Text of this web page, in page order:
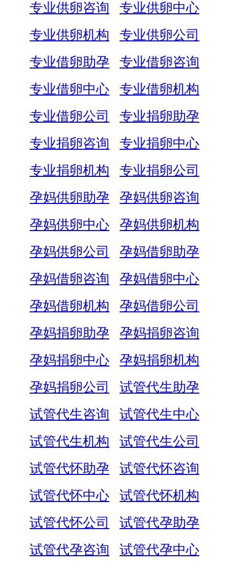
专业供卵咨询
专业供卵中心
专业供卵机构
专业供卵公司
专业借卵助孕
专业借卵咨询
专业借卵中心
专业借卵机构
专业借卵公司
专业捐卵助孕
专业捐卵咨询
专业捐卵中心
专业捐卵机构
专业捐卵公司
孕妈供卵助孕
孕妈供卵咨询
孕妈供卵中心
孕妈供卵机构
孕妈供卵公司
孕妈借卵助孕
孕妈借卵咨询
孕妈借卵中心
孕妈借卵机构
孕妈借卵公司
孕妈捐卵助孕
孕妈捐卵咨询
孕妈捐卵中心
孕妈捐卵机构
孕妈捐卵公司
试管代生助孕
试管代生咨询
试管代生中心
试管代生机构
试管代生公司
试管代怀助孕
试管代怀咨询
试管代怀中心
试管代怀机构
试管代怀公司
试管代孕助孕
试管代孕咨询
试管代孕中心